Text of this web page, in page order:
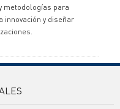
metodologías para
innovación y diseñar